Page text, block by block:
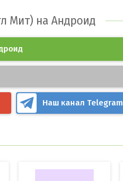
Мит) на Андроид
Наш канал Telegram